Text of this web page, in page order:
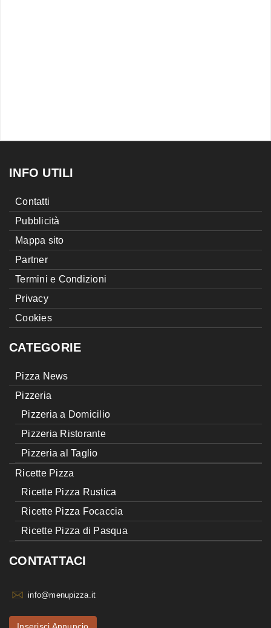
INFO UTILI
Contatti
Pubblicità
Mappa sito
Partner
Termini e Condizioni
Privacy
Cookies
CATEGORIE
Pizza News
Pizzeria
Pizzeria a Domicilio
Pizzeria Ristorante
Pizzeria al Taglio
Ricette Pizza
Ricette Pizza Rustica
Ricette Pizza Focaccia
Ricette Pizza di Pasqua
CONTATTACI
info@menupizza.it
Inserisci Annuncio